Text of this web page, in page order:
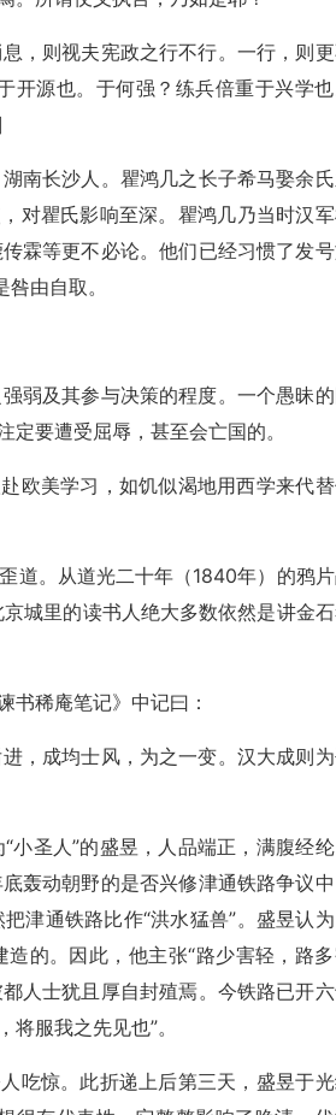
，则视夫宪政之行不行。一行，则
源也。于何强？练兵倍重于兴学也
南长沙人。瞿鸿几之长子希马娶余
对瞿氏影响至深。瞿鸿几乃当时汉
霖等更不必论。他们已经习惯了发
由自取。
弱及其参与决策的程度。一个愚昧
要遭受屈辱，甚至会亡国的。
欧美学习，如饥似渴地用西学来代
道。从道光二十年（1840年）的鸦
城里的读书人绝大多数依然是讲金
书稀庵笔记》中记曰：
，成均士风，为之一变。汉大成则
圣人”的盛昱，人品端正，满腹经纶
轰动朝野的是否兴修津通铁路争议中
津通铁路比作“洪水猛兽”。盛昱认为
的。因此，他主张“路少害轻，路
人士犹且厚自封殖焉。今铁路已开
服我之先见也”。
吃惊。此折递上后第三天，盛昱于